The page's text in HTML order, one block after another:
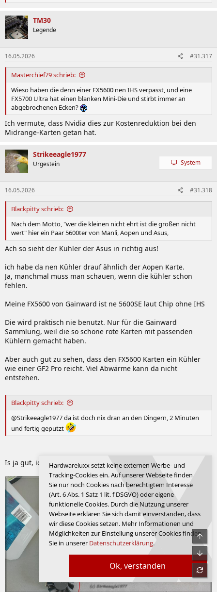
k
t
i
o
n
e
n
:
TM30
Legende
16.05.2026 #31.317
Masterchief79 schrieb:
Wieso haben die denn einer FX5600 nen IHS verpasst, und eine
FX5700 Ultra hat einen blanken Mini-Die und stirbt immer an
abgebrochenen Ecken?
Ich vermute, dass Nvidia dies zur Kostenreduktion bei den
Midrange-Karten getan hat.
Strikeeagle1977
Urgestein System
16.05.2026 #31.318
Blackpitty schrieb:
Nach dem Motto, "wer die kleinen nicht ehrt ist die großen nicht
wert" hier ein Paar 5600ter von Manli, Aopen und Asus,
Ach so sieht der Kühler der Asus in richtig aus!
ich habe da nen Kühler drauf ähnlich der Aopen Karte.
Ja, manchmal muss man schauen, wenn die kühler schon
fehlen.
Meine FX5600 von Gainward ist ne 5600SE laut Chip ohne IHS
Die wird praktisch nie benutzt. Nur für die Gainward
Sammlung, weil die so schöne rote Karten mit passenden
Kühlern gemacht haben.
Aber auch gut zu sehen, dass den FX5600 Karten ein Kühler
wie einer GF2 Pro reicht. Viel Abwärme kann da nicht
entstehen.
Blackpitty schrieb:
@Strikeeagle1977 da ist doch nix dran an den Dingern, 2 Minuten
und fertig geputzt
Is ja gut, ich hab ja schon ...
Ok, verstanden
Hardwareluxx setzt keine externen Werbe- und
Tracking-Cookies ein. Auf unserer Webseite finden
Sie nur noch Cookies nach berechtigtem Interesse
(Art. 6 Abs. 1 Satz 1 lit. f DSGVO) oder eigene
funktionelle Cookies. Durch die Nutzung unserer
Webseite erklären Sie sich damit einverstanden, dass
wir diese Cookies setzen. Mehr Informationen und
Möglichkeiten zur Einstellung unserer Cookies finden
Sie in unserer Datenschutzerklärung.